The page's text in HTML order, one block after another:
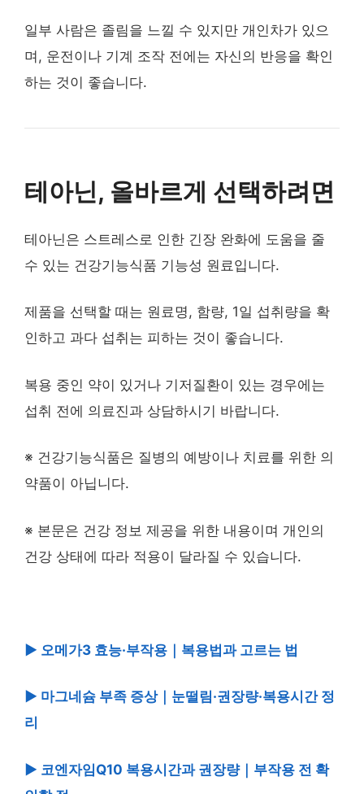
일부 사람은 졸림을 느낄 수 있지만 개인차가 있으
며, 운전이나 기계 조작 전에는 자신의 반응을 확인
하는 것이 좋습니다.
테아닌, 올바르게 선택하려면
테아닌은 스트레스로 인한 긴장 완화에 도움을 줄
수 있는 건강기능식품 기능성 원료입니다.
제품을 선택할 때는 원료명, 함량, 1일 섭취량을 확
인하고 과다 섭취는 피하는 것이 좋습니다.
복용 중인 약이 있거나 기저질환이 있는 경우에는
섭취 전에 의료진과 상담하시기 바랍니다.
※ 건강기능식품은 질병의 예방이나 치료를 위한 의
약품이 아닙니다.
※ 본문은 건강 정보 제공을 위한 내용이며 개인의
건강 상태에 따라 적용이 달라질 수 있습니다.
▶ 오메가3 효능·부작용｜복용법과 고르는 법
▶ 마그네슘 부족 증상｜눈떨림·권장량·복용시간 정
리
▶ 코엔자임Q10 복용시간과 권장량｜부작용 전 확